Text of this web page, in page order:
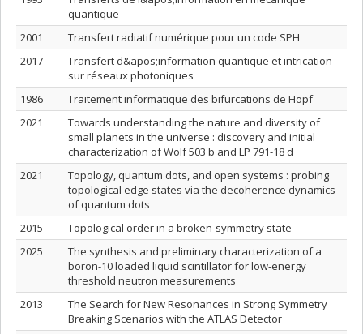
quantique
2001
Transfert radiatif numérique pour un code SPH
2017
Transfert d&apos;information quantique et intrication
sur réseaux photoniques
1986
Traitement informatique des bifurcations de Hopf
2021
Towards understanding the nature and diversity of
small planets in the universe : discovery and initial
characterization of Wolf 503 b and LP 791-18 d
2021
Topology, quantum dots, and open systems : probing
topological edge states via the decoherence dynamics
of quantum dots
2015
Topological order in a broken-symmetry state
2025
The synthesis and preliminary characterization of a
boron-10 loaded liquid scintillator for low-energy
threshold neutron measurements
2013
The Search for New Resonances in Strong Symmetry
Breaking Scenarios with the ATLAS Detector